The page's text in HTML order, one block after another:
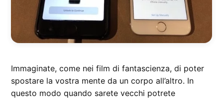
Immaginate, come nei film di fantascienza, di poter
spostare la vostra mente da un corpo all’altro. In
questo modo quando sarete vecchi potrete